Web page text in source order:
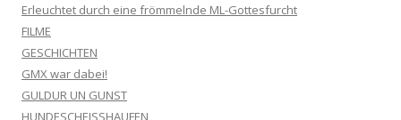
Erleuchtet durch eine frömmelnde ML-Gottesfurcht
FILME
GESCHICHTEN
GMX war dabei!
GULDUR UN GUNST
HUNDESCHEISSHAUFEN